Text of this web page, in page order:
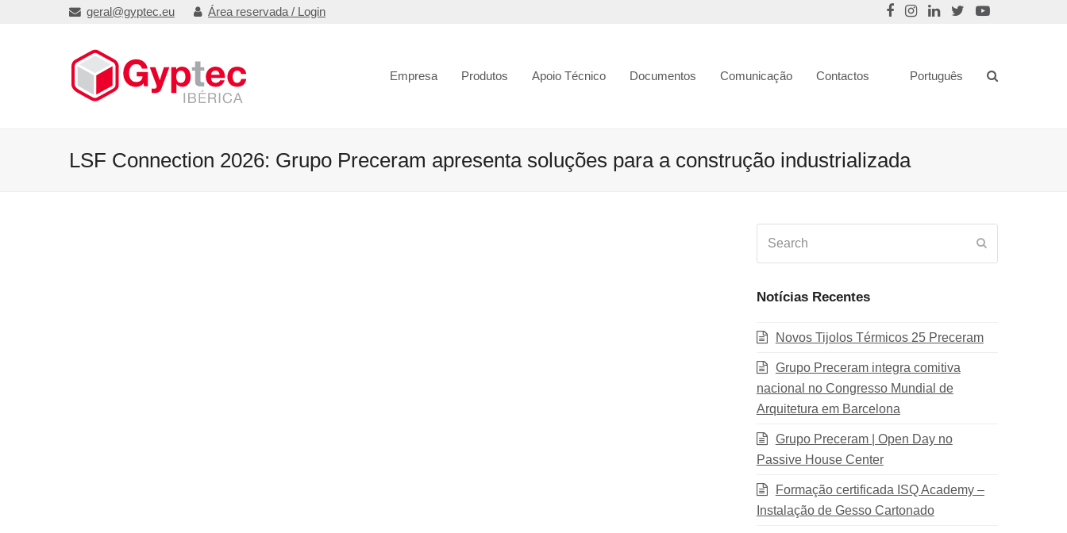
geral@gyptec.eu Área reservada / Login
Empresa Produtos Apoio Técnico Documentos Comunicação Contactos Português
LSF Connection 2026: Grupo Preceram apresenta soluções para a construção industrializada
Notícias Recentes
Novos Tijolos Térmicos 25 Preceram
Grupo Preceram integra comitiva
nacional no Congresso Mundial de
Arquitetura em Barcelona
Grupo Preceram | Open Day no
Passive House Center
Formação certificada ISQ Academy –
Instalação de Gesso Cartonado